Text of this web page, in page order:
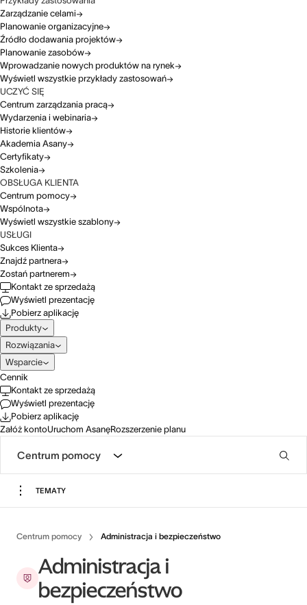
Zarządzanie celami
Planowanie organizacyjne
Źródło dodawania projektów
Planowanie zasobów
Wprowadzanie nowych produktów na rynek
Wyświetl wszystkie przykłady zastosowań
UCZYĆ SIĘ
Centrum zarządzania pracą
Wydarzenia i webinaria
Historie klientów
Akademia Asany
Certyfikaty
Szkolenia
OBSŁUGA KLIENTA
Centrum pomocy
Wspólnota
Wyświetl wszystkie szablony
USŁUGI
Sukces Klienta
Znajdź partnera
Zostań partnerem
Kontakt ze sprzedażą
Wyświetl prezentację
Pobierz aplikację
Produkty
Rozwiązania
Wsparcie
Cennik
Kontakt ze sprzedażą
Wyświetl prezentację
Pobierz aplikację
Załóż kontoUruchom AsanęRozszerzenie planu
Centrum pomocy
TEMATY
Centrum pomocy Administracja i bezpieczeństwo
Administracja i
bezpieczeństwo